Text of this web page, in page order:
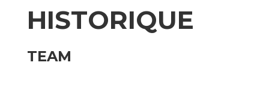
HISTORIQUE
TEAM